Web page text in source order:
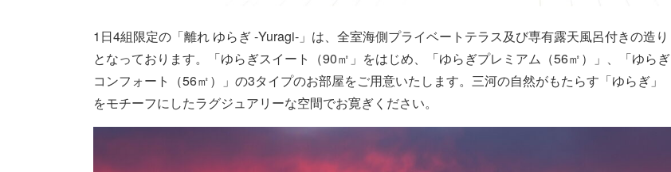
1日4組限定の「離れ ゆらぎ -Yuragi-」は、全室海側プライベートテラス及び専有露天風呂付きの造り
となっております。「ゆらぎスイート（90㎡」をはじめ、「ゆらぎプレミアム（56㎡）」、「ゆらぎ
コンフォート（56㎡）」の3タイプのお部屋をご用意いたします。三河の自然がもたらす「ゆらぎ」
をモチーフにしたラグジュアリーな空間でお寛ぎください。